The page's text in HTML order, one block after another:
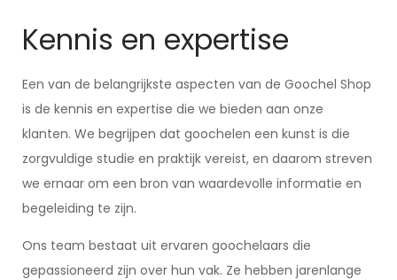
Kennis en expertise
Een van de belangrijkste aspecten van de Goochel Shop
is de kennis en expertise die we bieden aan onze
klanten. We begrijpen dat goochelen een kunst is die
zorgvuldige studie en praktijk vereist, en daarom streven
we ernaar om een bron van waardevolle informatie en
begeleiding te zijn.
Ons team bestaat uit ervaren goochelaars die
gepassioneerd zijn over hun vak. Ze hebben jarenlange